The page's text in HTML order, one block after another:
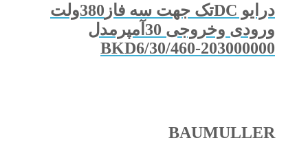
درایو DCتک جهت سه فاز380ولت
ورودی وخروجی 30آمپرمدل
BKD6/30/460-203000000
BAUMULLER